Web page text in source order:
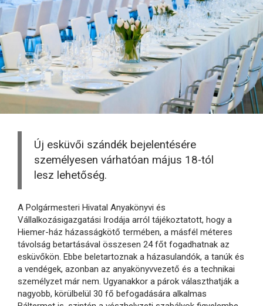
Új esküvői szándék bejelentésére
személyesen várhatóan május 18-tól
lesz lehetőség.
A Polgármesteri Hivatal Anyakönyvi és
Vállalkozásigazgatási Irodája arról tájékoztatott, hogy a
Hiemer-ház házasságkötő termében, a másfél méteres
távolság betartásával összesen 24 főt fogadhatnak az
esküvőkön. Ebbe beletartoznak a házasulandók, a tanúk és
a vendégek, azonban az anyakönyvvezető és a technikai
személyzet már nem. Ugyanakkor a párok választhatják a
nagyobb, körülbelül 30 fő befogadására alkalmas